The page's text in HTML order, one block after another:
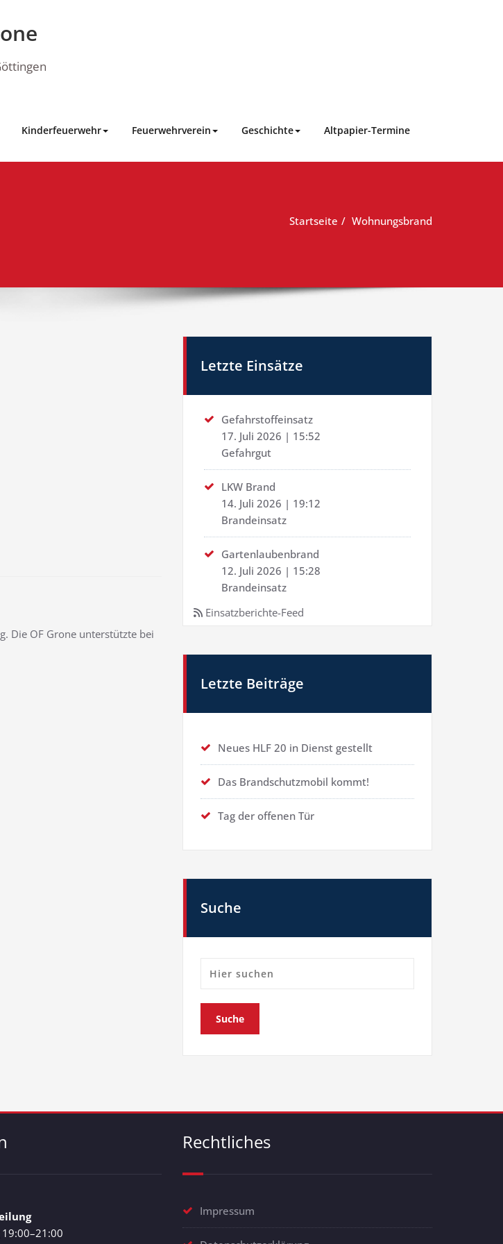
Kinderfeuerwehr Feuerwehrverein Geschichte Altpapier-Termine
Startseite Wohnungsbrand
Die OF Grone unterstützte bei
Letzte Einsätze
Gefahrstoffeinsatz
17. Juli 2026 | 15:52
Gefahrgut
LKW Brand
14. Juli 2026 | 19:12
Brandeinsatz
Gartenlaubenbrand
12. Juli 2026 | 15:28
Brandeinsatz
Einsatzberichte-Feed
Letzte Beiträge
Neues HLF 20 in Dienst gestellt
Das Brandschutzmobil kommt!
Tag der offenen Tür
Suche
Rechtliches
Impressum